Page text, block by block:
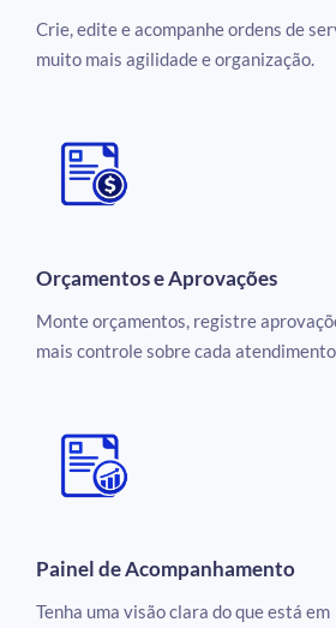
Crie, edite e acompanhe ordens de
muito mais agilidade e organização.
Orçamentos e Aprovações
Monte orçamentos, registre
mais controle sobre cada atendimento.
Painel de Acompanhamento
Tenha uma visão clara do que está em